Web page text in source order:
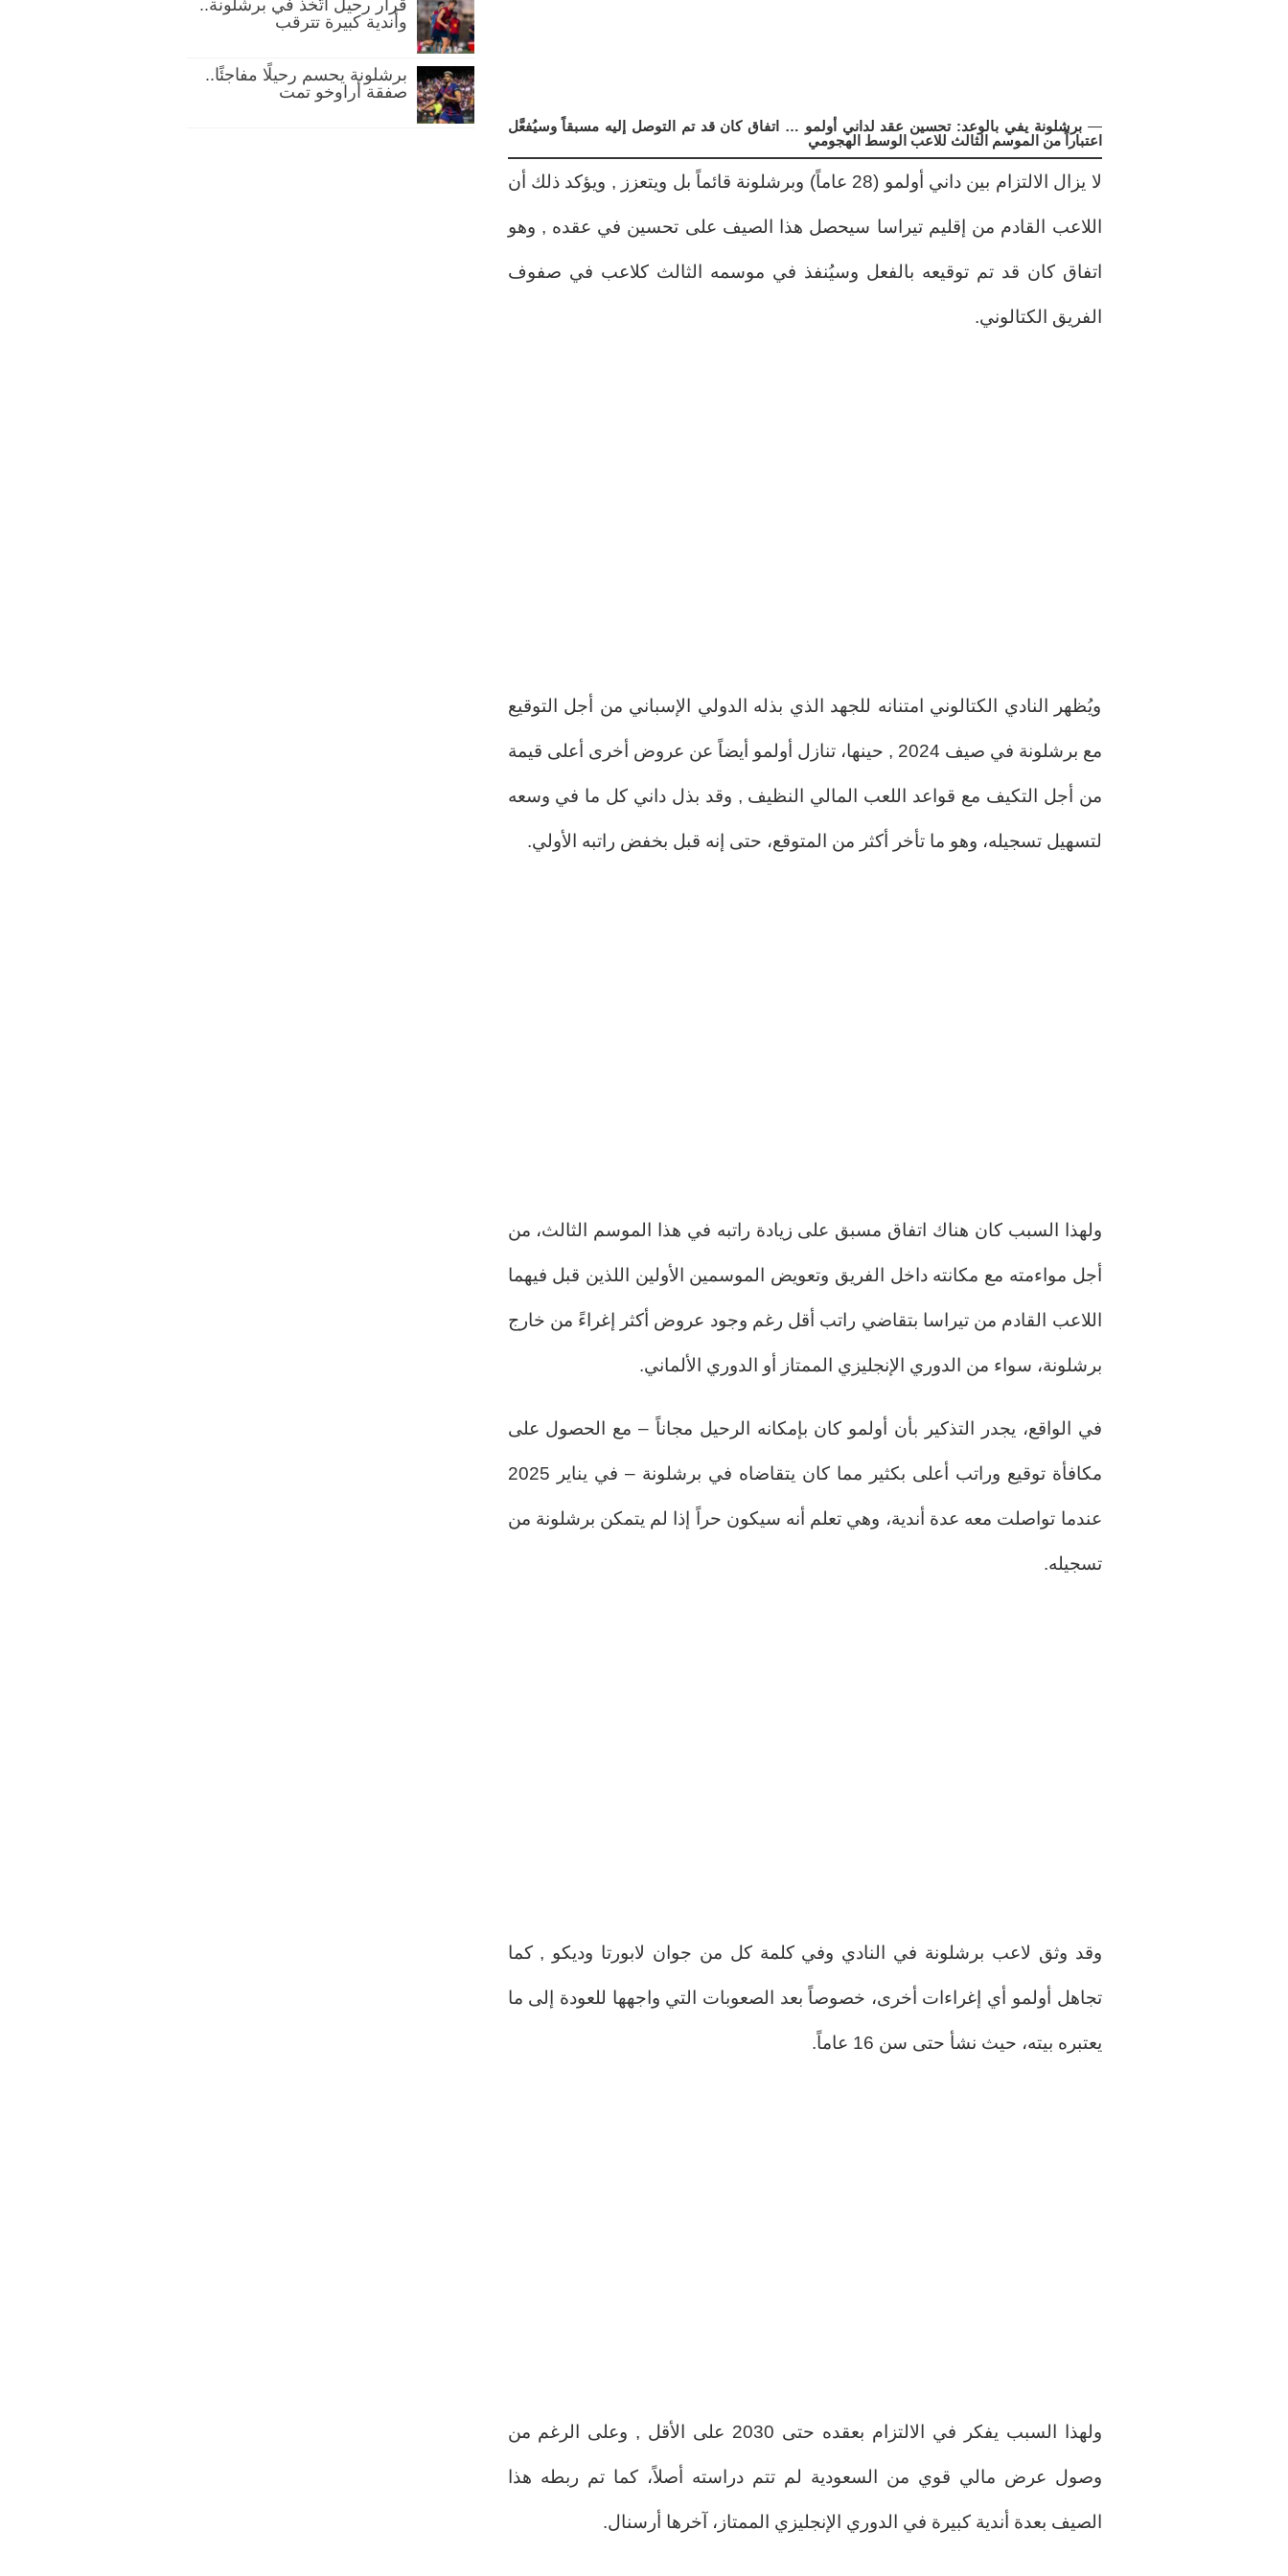
—برشلونة يفي بالوعد: تحسين عقد لداني أولمو … اتفاق كان قد تم التوصل إليه مسبقاً وسيُفعَّل
اعتباراً من الموسم الثالث للاعب الوسط الهجومي
لا يزال الالتزام بين داني أولمو (28 عاماً) وبرشلونة قائماً بل ويتعزز , ويؤكد ذلك أن
اللاعب القادم من إقليم تيراسا سيحصل هذا الصيف على تحسين في عقده , وهو
اتفاق كان قد تم توقيعه بالفعل وسيُنفذ في موسمه الثالث كلاعب في صفوف
الفريق الكتالوني.
ويُظهر النادي الكتالوني امتنانه للجهد الذي بذله الدولي الإسباني من أجل التوقيع
مع برشلونة في صيف 2024 , حينها، تنازل أولمو أيضاً عن عروض أخرى أعلى قيمة
من أجل التكيف مع قواعد اللعب المالي النظيف , وقد بذل داني كل ما في وسعه
لتسهيل تسجيله، وهو ما تأخر أكثر من المتوقع، حتى إنه قبل بخفض راتبه الأولي.
ولهذا السبب كان هناك اتفاق مسبق على زيادة راتبه في هذا الموسم الثالث، من
أجل مواءمته مع مكانته داخل الفريق وتعويض الموسمين الأولين اللذين قبل فيهما
اللاعب القادم من تيراسا بتقاضي راتب أقل رغم وجود عروض أكثر إغراءً من خارج
برشلونة، سواء من الدوري الإنجليزي الممتاز أو الدوري الألماني.
في الواقع، يجدر التذكير بأن أولمو كان بإمكانه الرحيل مجاناً – مع الحصول على
مكافأة توقيع وراتب أعلى بكثير مما كان يتقاضاه في برشلونة – في يناير 2025
عندما تواصلت معه عدة أندية، وهي تعلم أنه سيكون حراً إذا لم يتمكن برشلونة من
تسجيله.
وقد وثق لاعب برشلونة في النادي وفي كلمة كل من جوان لابورتا وديكو , كما
تجاهل أولمو أي إغراءات أخرى، خصوصاً بعد الصعوبات التي واجهها للعودة إلى ما
يعتبره بيته، حيث نشأ حتى سن 16 عاماً.
ولهذا السبب يفكر في الالتزام بعقده حتى 2030 على الأقل , وعلى الرغم من
وصول عرض مالي قوي من السعودية لم تتم دراسته أصلاً، كما تم ربطه هذا
الصيف بعدة أندية كبيرة في الدوري الإنجليزي الممتاز، آخرها أرسنال.
قرار رحيل اتُّخذ في برشلونة..
وأندية كبيرة تترقب
برشلونة يحسم رحيلًا مفاجئًا..
صفقة أراوخو تمت